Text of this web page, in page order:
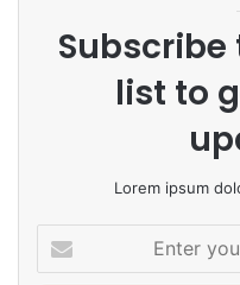
list to
Lorem ipsum
your